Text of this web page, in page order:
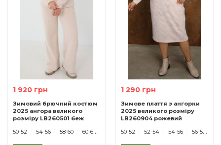
1 920 грн
Зимовий брючний костюм
2025 ангора великого
розміру LB260501 беж
50-52
54-56 58-60 60-62
1 290 грн
Зимове плаття з ангорки
2025 великого розміру
LB260904 рожевий
50-52
52-54 54-56 56-58